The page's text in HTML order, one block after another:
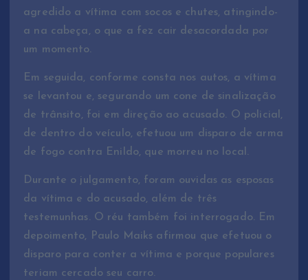
agredido a vítima com socos e chutes, atingindo-
a na cabeça, o que a fez cair desacordada por
um momento.
Em seguida, conforme consta nos autos, a vítima
se levantou e, segurando um cone de sinalização
de trânsito, foi em direção ao acusado. O policial,
de dentro do veículo, efetuou um disparo de arma
de fogo contra Enildo, que morreu no local.
Durante o julgamento, foram ouvidas as esposas
da vítima e do acusado, além de três
testemunhas. O réu também foi interrogado. Em
depoimento, Paulo Maiks afirmou que efetuou o
disparo para conter a vítima e porque populares
teriam cercado seu carro.